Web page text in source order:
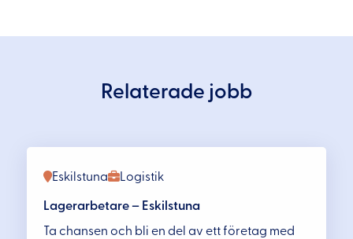
Relaterade jobb
Logistik
Eskilstuna
Lagerarbetare – Eskilstuna
Ta chansen och bli en del av ett företag med